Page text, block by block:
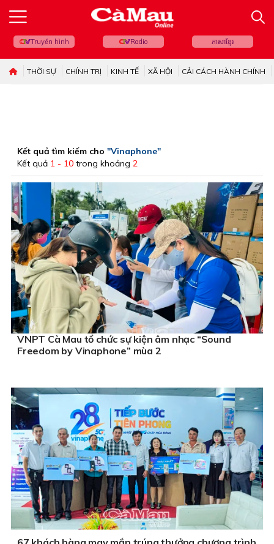
Truyền hình Radio ភាសាខ្មែរ
THỜI SỰ CHÍNH TRỊ KINH TẾ XÃ HỘI CẢI CÁCH HÀNH CHÍNH
Kết quả tìm kiếm cho "Vinaphone"
Kết quả 1 - 10 trong khoảng 2
VNPT Cà Mau tổ chức sự kiện âm nhạc “Sound
Freedom by Vinaphone” mùa 2